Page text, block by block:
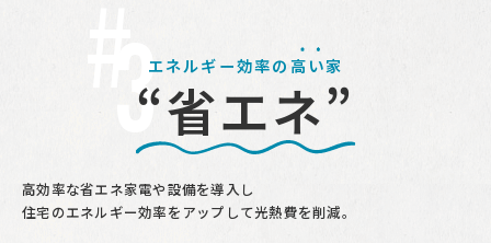
3エネルギー効率の高い家
“省エネ”
高効率な省エネ家電や設備を導入し
住宅のエネルギー効率をアップして光熱費を削減。